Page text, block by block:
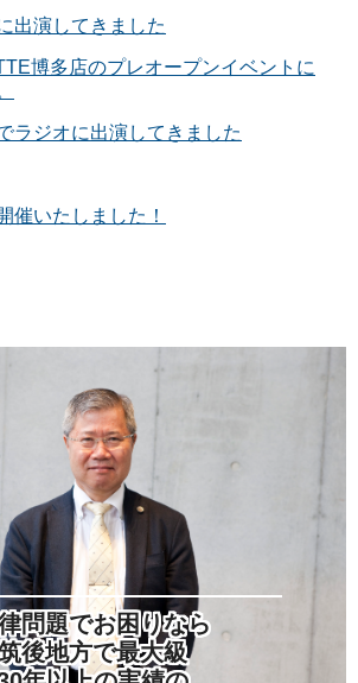
出演してきました
博多店のプレオープンイベントに
ラジオに出演してきました
催いたしました！
問題でお困りなら
後地方で最大級